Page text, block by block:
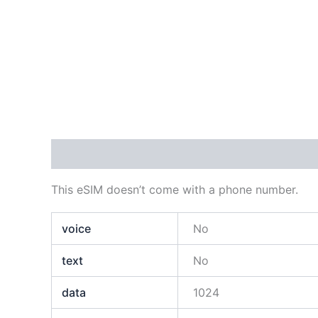
This eSIM doesn’t come with a phone number.
voice No
text No
data 1024